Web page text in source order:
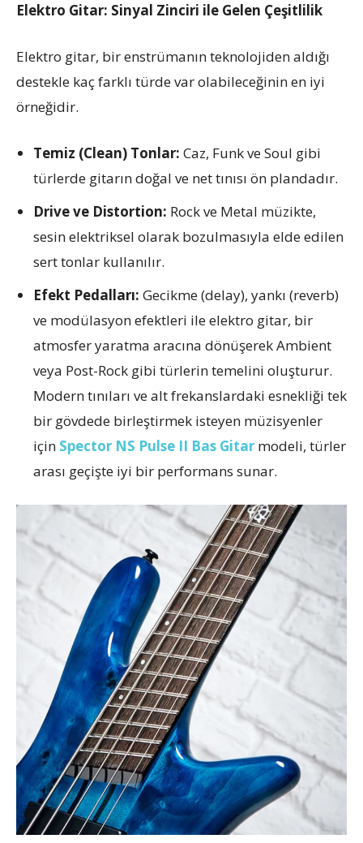
Elektro Gitar: Sinyal Zinciri ile Gelen Çeşitlilik
Elektro gitar, bir enstrümanın teknolojiden aldığı
destekle kaç farklı türde var olabileceğinin en iyi
örneğidir.
Temiz (Clean) Tonlar: Caz, Funk ve Soul gibi
türlerde gitarın doğal ve net tınısı ön plandadır.
Drive ve Distortion: Rock ve Metal müzikte,
sesin elektriksel olarak bozulmasıyla elde edilen
sert tonlar kullanılır.
Efekt Pedalları: Gecikme (delay), yankı (reverb)
ve modülasyon efektleri ile elektro gitar, bir
atmosfer yaratma aracına dönüşerek Ambient
veya Post-Rock gibi türlerin temelini oluşturur.
Modern tınıları ve alt frekanslardaki esnekliği tek
bir gövdede birleştirmek isteyen müzisyenler
için Spector NS Pulse II Bas Gitar modeli, türler
arası geçişte iyi bir performans sunar.